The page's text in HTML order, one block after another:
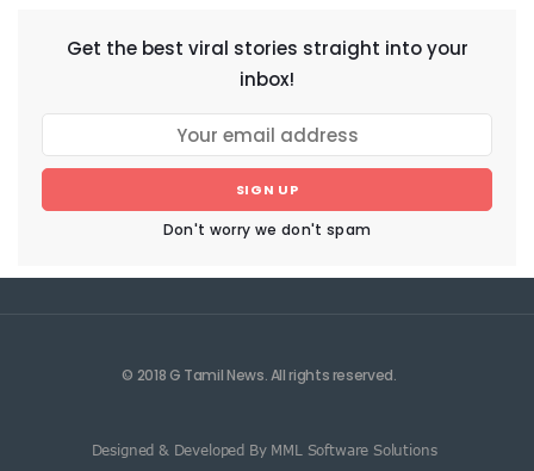
Get the best viral stories straight into your
inbox!
SIGN UP
Don't worry we don't spam
© 2018 G Tamil News. All rights reserved.
Designed & Developed By MML Software Solutions